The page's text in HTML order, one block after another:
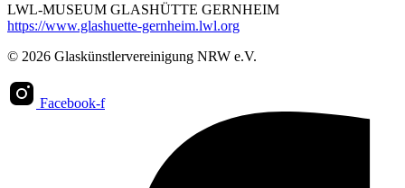
LWL-MUSEUM GLASHÜTTE GERNHEIM
https://www.glashuette-gernheim.lwl.org
© 2026 Glaskünstlervereinigung NRW e.V.
Facebook-f